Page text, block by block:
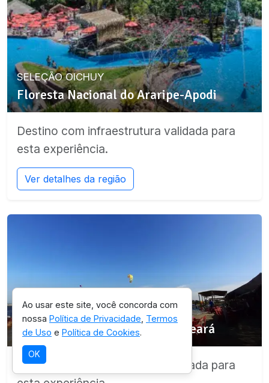
SELEÇÃO OICHUY
Floresta Nacional do Araripe-Apodi
Destino com infraestrutura validada para
esta experiência.
Ver detalhes da região
SELEÇÃO OICHUY
Parque Estadual Botânico do Ceará
Destino com infraestrutura validada para
Ao usar este site, você concorda com
nossa Política de Privacidade Termos
de Uso e Política de Cookies.
OK